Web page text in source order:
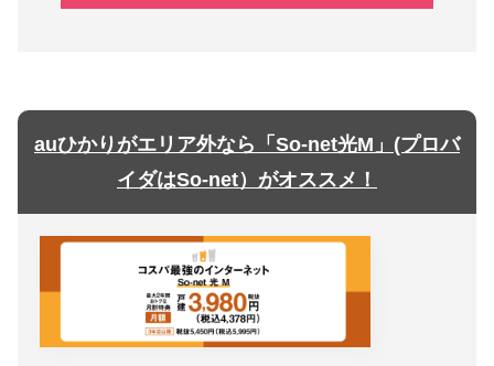
auひかりがエリア外なら「So-net光M」(プロバ
イダはSo-net）がオススメ！